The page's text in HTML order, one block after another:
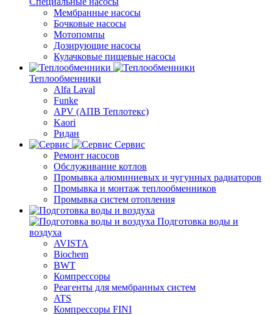
Мембранные насосы
Бочковые насосы
Мотопомпы
Дозирующие насосы
Кулачковые пищевые насосы
Теплообменники
Alfa Laval
Funke
APV (АПВ Теплотекс)
Kaori
Ридан
Сервис
Ремонт насосов
Обслуживание котлов
Промывка алюминиевых и чугунных радиаторов
Промывка и монтаж теплообменников
Промывка систем отопления
Подготовка воды и
воздуха
AVISTA
Biochem
BWT
Компрессоры
Реагенты для мембранных систем
ATS
Компрессоры FINI